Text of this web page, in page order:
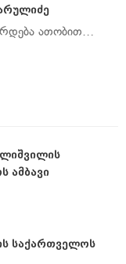
ათობით…
ამბავი
საქართველოს